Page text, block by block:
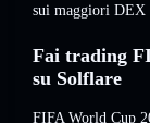
sui maggiori DEX
Fai trading
su Solflare
FIFA World Cup